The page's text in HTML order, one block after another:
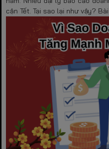
cận Tết. Tại sao lại như vậy?